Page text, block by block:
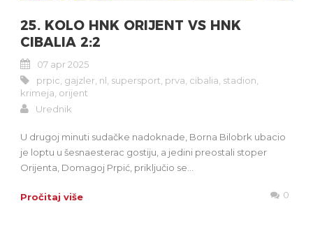
25. KOLO HNK ORIJENT VS HNK
CIBALIA 2:2
07 apr 2025
prpic gajzler nl supersport prva cibalia stadion
krimeja orijent
Urednik
U drugoj minuti sudačke nadoknade, Borna Bilobrk ubacio
je loptu u šesnaesterac gostiju, a jedini preostali stoper
Orijenta, Domagoj Prpić, priključio se...
Pročitaj više 0